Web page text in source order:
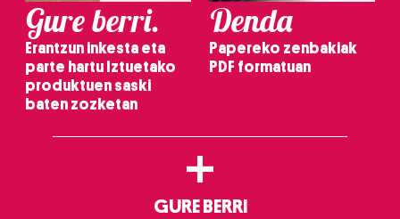
Gure berri.
Erantzun inkesta eta
parte hartu Iztuetako
produktuen saski
baten zozketan
Denda
Papereko zenbakiak
PDF formatuan
+
GURE BERRI